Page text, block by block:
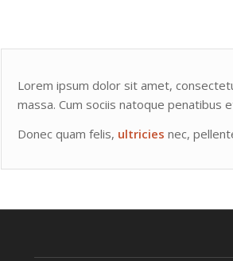
Lorem ipsum dolor sit amet,
massa. Cum sociis natoque penatibus
Donec quam felis, ultricies nec,